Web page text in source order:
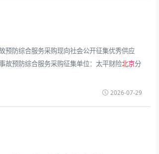
预防综合服务采购现向社会公开征集优秀供应
故预防综合服务采购征集单位：太平财险北京分
2026-07-29